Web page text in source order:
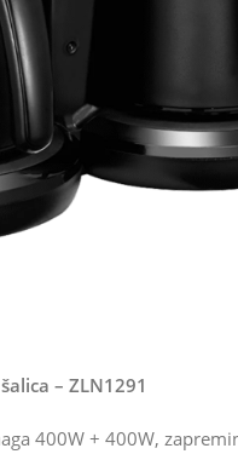
– ZLN1291
400W + 400W,